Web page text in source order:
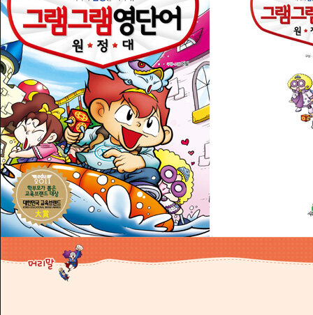
각하셨습니다.
우리말에서 고추, 김치, 사랑과 같은 단어 앞에 ‘풋’을 붙이면 풋고추,
풋김치, 풋사랑이라는 말이 되어 ‘처음 나온’ ‘덜 익은’ ‘미숙한’이라는
의미가 더해집니다. 땜장이, 대장장이, 양복장이 등 ‘~장이’라는 말이
붙으면 ‘그것과 관련된 기술을 가진 사람’이라는 뜻이 되지요. 이렇게
어휘를 만드는 방법, 즉 ‘조어법’을 알면 처음 보는 단어의 뜻을 짐작
할 수도 있고 본인이 새로운 말을 쉽게 만들 수도 있습니다. 이처럼 단
어를 파생시켜 가다보면 각 단어들이 그물망처럼 뻗어나가 단어를 하
나하나 외울 때보다 훨씬 더 빠르고 많이 기억할 수 있게 됩니다. 또한
마치 게임을 하듯이 원리를 알아나가기 때문에 훨씬 더 재미있지요.
이렇게 어휘를 확장시키는 교수법은 미국 초등학교에서도 사용하고
있는 방법입니다.
<그램그램 영단어 원정대>를 통해 ‘영단어의 원리로 쉽고 재미있게’